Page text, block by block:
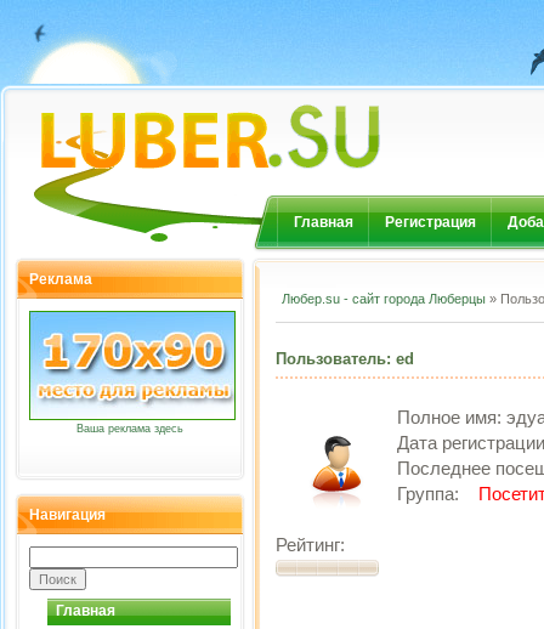
Главная Регистрация
Реклама
Ваша реклама здесь
Навигация
Главная
Любер.su - сайт города Люберцы »
Пользователь: ed
Полное имя:
Дата
Последнее
Группа:
Рейтинг: